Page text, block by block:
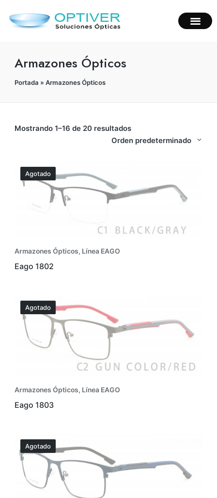
Armazones Ópticos
Portada » Armazones Ópticos
Mostrando 1–16 de 20 resultados
Orden predeterminado
Agotado
Armazones Ópticos, Línea EAGO
Eago 1802
Agotado
Armazones Ópticos, Línea EAGO
Eago 1803
Agotado